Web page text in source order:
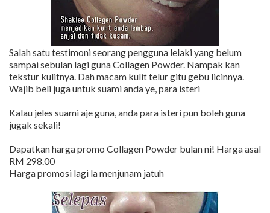
Salah satu testimoni seorang pengguna lelaki yang belum
sampai sebulan lagi guna Collagen Powder. Nampak kan
tekstur kulitnya. Dah macam kulit telur gitu gebu licinnya.
Wajib beli juga untuk suami anda ye, para isteri
Kalau jeles suami aje guna, anda para isteri pun boleh guna
jugak sekali!
Dapatkan harga promo Collagen Powder bulan ni! Harga asal
RM 298.00
Harga promosi lagi la menjunam jatuh